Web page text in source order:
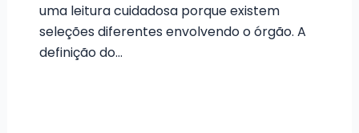
uma leitura cuidadosa porque existem
seleções diferentes envolvendo o órgão. A
definição do…